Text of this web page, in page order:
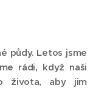
půdy. Letos jsme
rádi, když naši
života, aby jim